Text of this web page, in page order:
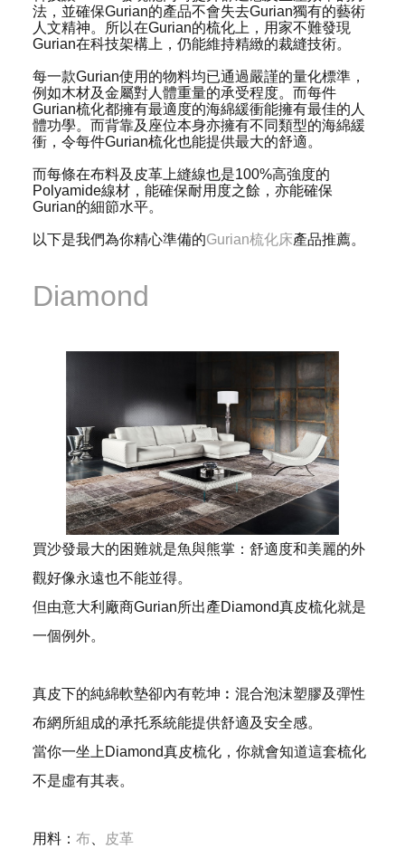
法，並確保Gurian的產品不會失去Gurian獨有的藝術
人文精神。所以在Gurian的梳化上，用家不難發現
Gurian在科技架構上，仍能維持精緻的裁縫技術。
每一款Gurian使用的物料均已通過嚴謹的量化標準，
例如木材及金屬對人體重量的承受程度。而每件
Gurian梳化都擁有最適度的海綿緩衝能擁有最佳的人
體功學。而背靠及座位本身亦擁有不同類型的海綿緩
衝，令每件Gurian梳化也能提供最大的舒適。
而每條在布料及皮革上縫線也是100%高強度的
Polyamide線材，能確保耐用度之餘，亦能確保
Gurian的細節水平。
以下是我們為你精心準備的Gurian梳化床產品推薦。
Diamond
買沙發最大的困難就是魚與熊掌：舒適度和美麗的外
觀好像永遠也不能並得。
但由意大利廠商Gurian所出產Diamond真皮梳化就是
一個例外。
真皮下的純綿軟墊卻內有乾坤︰混合泡沫塑膠及彈性
布網所組成的承托系統能提供舒適及安全感。
當你一坐上Diamond真皮梳化，你就會知道這套梳化
不是虛有其表。
用料： 布、
皮革